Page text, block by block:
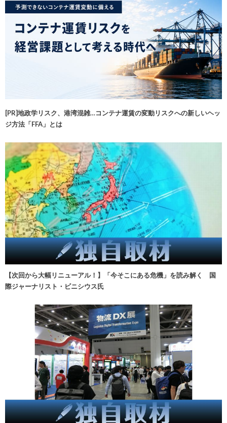
[PR]地政学リスク、港湾混雑…コンテナ運賃の変動リスクへの新しいヘッ
ジ方法「FFA」とは
【次回から大幅リニューアル！】「今そこにある危機」を読み解く 国
際ジャーナリスト・ビニシウス氏